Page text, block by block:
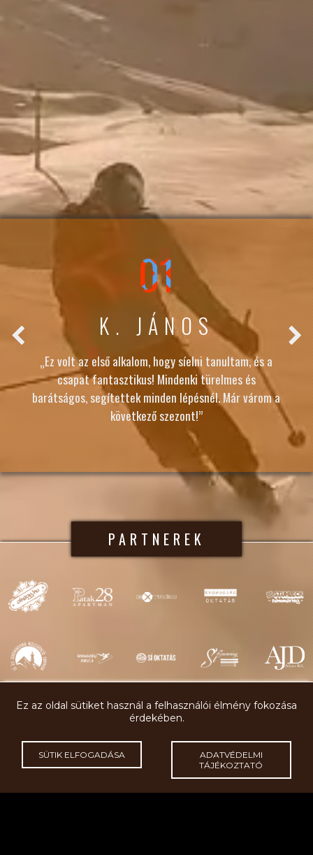
01
K. JÁNOS
„Ez volt az első alkalom, hogy síelni tanultam, és a
csapat fantasztikus! Mindenki türelmes és
barátságos, segítettek minden lépésnél. Már várom a
következő szezont!”
PARTNEREK
GYORSMENÜ
SÍETIKETT
SZÁLLÁSLEHETŐSÉG
Ez az oldal sütiket használ a felhasználói élmény fokozása
érdekében.
SÜTIK ELFOGADÁSA
ADATVÉDELMI
TÁJÉKOZTATÓ